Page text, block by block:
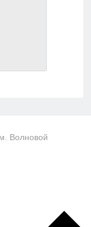
Волновой